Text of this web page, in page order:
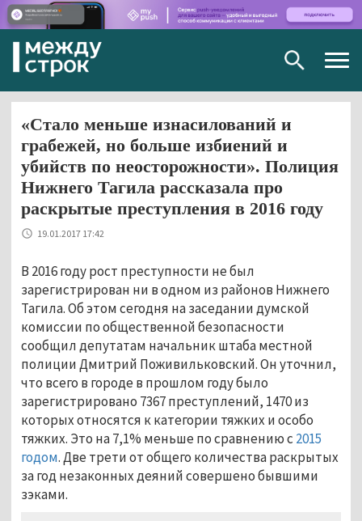
«Стало меньше изнасилований и
грабежей, но больше избиений и
убийств по неосторожности». Полиция
Нижнего Тагила рассказала про
раскрытые преступления в 2016 году
19.01.2017 17:42
В 2016 году рост преступности не был
зарегистрирован ни в одном из районов Нижнего
Тагила. Об этом сегодня на заседании думской
комиссии по общественной безопасности
сообщил депутатам начальник штаба местной
полиции Дмитрий Поживильковский. Он уточнил,
что всего в городе в прошлом году было
зарегистрировано 7367 преступлений, 1470 из
которых относятся к категории тяжких и особо
тяжких. Это на 7,1% меньше по сравнению с 2015
годом. Две трети от общего количества раскрытых
за год незаконных деяний совершено бывшими
зэками.